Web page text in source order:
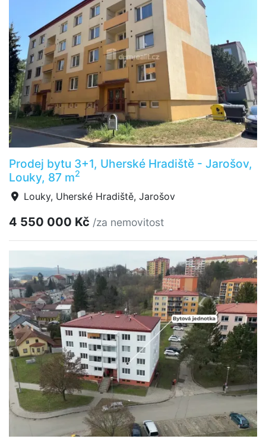
Prodej bytu 3+1, Uherské Hradiště - Jarošov,
Louky, 87 m2
Louky, Uherské Hradiště, Jarošov
4 550 000 Kč /za nemovitost